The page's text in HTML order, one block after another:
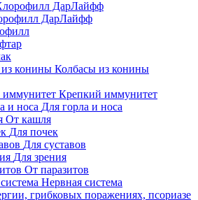
ДарЛайфф
Колбасы из конины
Крепкий иммунитет
Для горла и носа
От кашля
Для почек
Для суставов
Для зрения
От паразитов
Нервная система